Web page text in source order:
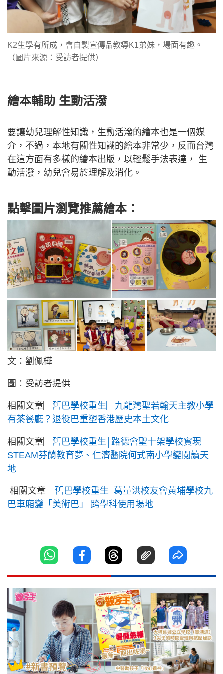
K2生學有所成，會自製宣傳品教導K1弟妹，場面有趣。
（圖片來源：受訪者提供）
繪本輔助 生動活潑
要讓幼兒理解性知識，生動活潑的繪本也是一個媒
介，不過，本地有關性知識的繪本非常少，反而台灣
在這方面有多樣的繪本出版，以輕鬆手法表達， 生
動活潑，幼兒會易於理解及消化。
點擊圖片瀏覽推薦繪本：
文：劉佩樺
圖：受訪者提供
相關文章︳ 舊巴學校重生︳九龍灣聖若翰天主教小學
有茶餐廳？退役巴重塑香港歷史本土文化
相關文章︳ 舊巴學校重生│路德會聖十架學校實現
STEAM芬蘭教育夢、仁濟醫院何式南小學變閱讀天
地
相關文章︳ 舊巴學校重生│葛量洪校友會黃埔學校九
巴車廂變「美術巴」 跨學科使用場地